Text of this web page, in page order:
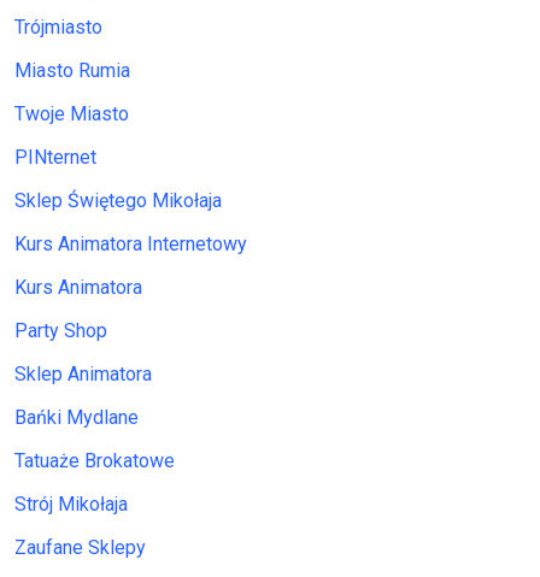
Trójmiasto
Miasto Rumia
Twoje Miasto
PINternet
Sklep Świętego Mikołaja
Kurs Animatora Internetowy
Kurs Animatora
Party Shop
Sklep Animatora
Bańki Mydlane
Tatuaże Brokatowe
Strój Mikołaja
Zaufane Sklepy